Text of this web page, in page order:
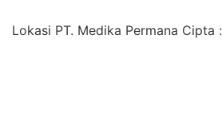
Lokasi PT. Medika Permana Cipta :